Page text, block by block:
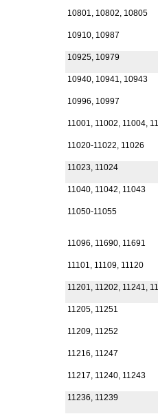
10801, 10802, 10805
10910, 10987
10925, 10979
10940, 10941, 10943
10996, 10997
11001, 11002, 11004,
11020-11022, 11026
11023, 11024
11040, 11042, 11043
11050-11055
11096, 11690, 11691
11101, 11109, 11120
11201, 11202, 11241,
11205, 11251
11209, 11252
11216, 11247
11217, 11240, 11243
11236, 11239